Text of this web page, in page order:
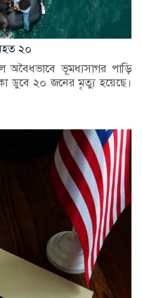
২০
অবৈধভাবে ভূমধ্যসাগর পাড়ি
ডুবে ২০ জনের মৃত্যু হয়েছে।